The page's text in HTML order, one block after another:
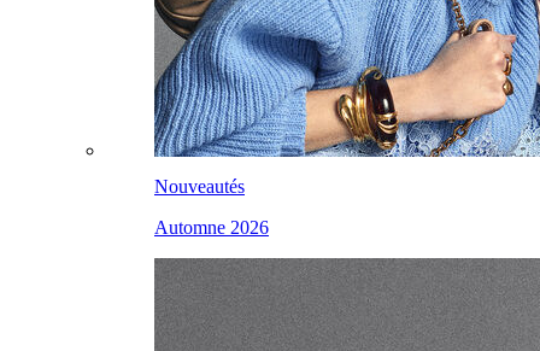
Nouveautés
Automne 2026